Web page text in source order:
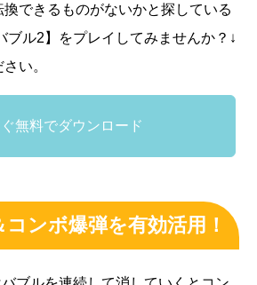
換できるものがないかと探している
ブル2】をプレイしてみませんか？↓
い。
無料でダウンロード
ンボ爆弾を有効活用！